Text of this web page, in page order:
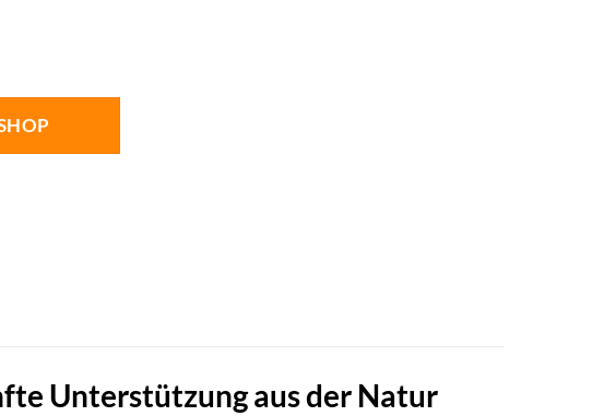
Unterstützung aus der Natur